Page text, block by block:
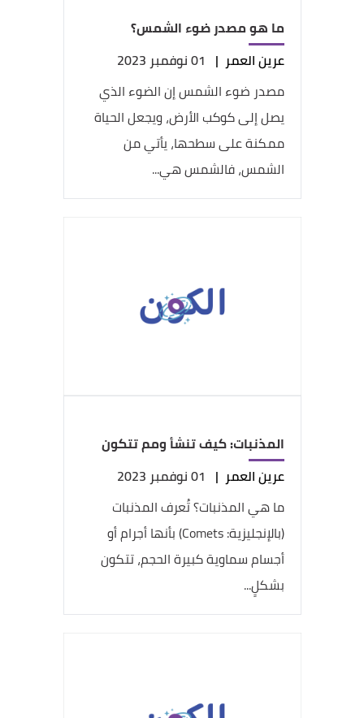
ما هو مصدر ضوء الشمس؟
عرين العمر | 01 نوفمبر 2023
مصدر ضوء الشمس إن الضوء الذي
يصل إلى كوكب الأرض، ويجعل الحياة
ممكنة على سطحها، يأتي من
الشمس، فالشمس هي...
المذنبات: كيف تنشأ ومم تتكون
عرين العمر | 01 نوفمبر 2023
ما هي المذنبات؟ تُعرف المذنبات
(بالإنجليزية: Comets) بأنها أجرام أو
أجسام سماوية كبيرة الحجم، تتكون
بشكلٍ...